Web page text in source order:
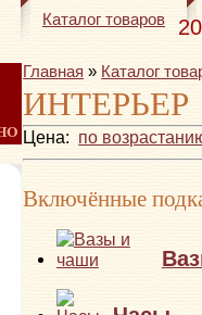
Каталог товаров
Главная » Каталог
ИНТЕРЬЕР
Цена: по
Включённые